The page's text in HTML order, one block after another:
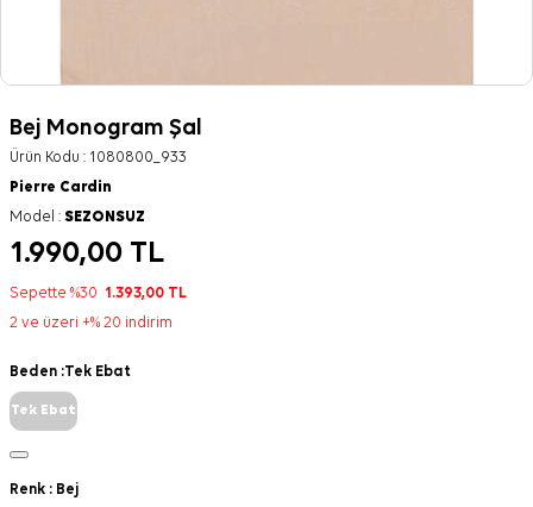
Bej Monogram Şal
Ürün Kodu : 1080800_933
Pierre Cardin
Model : SEZONSUZ
1.990,00 TL
Sepette %30 1.393,00 TL
2 ve üzeri +% 20 indirim
Beden :Tek Ebat
Tek Ebat
Renk : Bej